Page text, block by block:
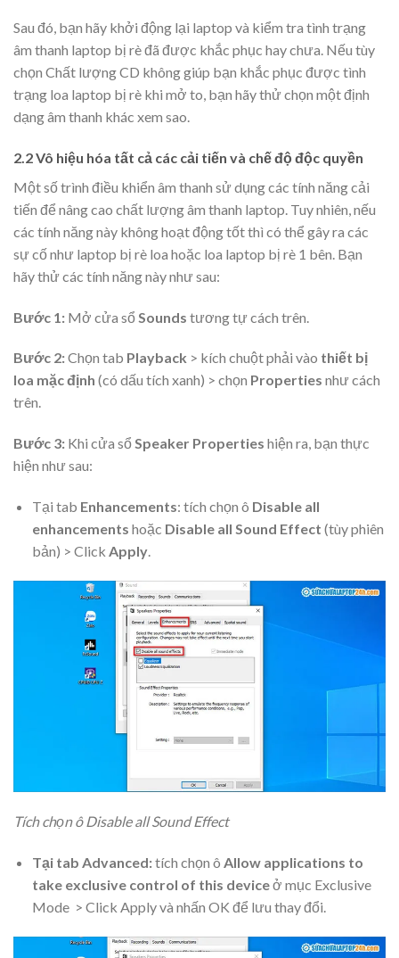
Sau đó, bạn hãy khởi động lại laptop và kiểm tra tình trạng
âm thanh laptop bị rè đã được khắc phục hay chưa. Nếu tùy
chọn Chất lượng CD không giúp bạn khắc phục được tình
trạng loa laptop bị rè khi mở to, bạn hãy thử chọn một định
dạng âm thanh khác xem sao.
2.2 Vô hiệu hóa tất cả các cải tiến và chế độ độc quyền
Một số trình điều khiển âm thanh sử dụng các tính năng cải
tiến để nâng cao chất lượng âm thanh laptop. Tuy nhiên, nếu
các tính năng này không hoạt động tốt thì có thể gây ra các
sự cố như laptop bị rè loa hoặc loa laptop bị rè 1 bên. Bạn
hãy thử các tính năng này như sau:
Bước 1: Mở cửa sổ Sounds tương tự cách trên.
Bước 2:Chọn tab Playback > kích chuột phải vào thiết bị
loa mặc định (có dấu tích xanh) > chọn Properties như cách
trên.
Bước 3: Khi cửa sổSpeaker Properties hiện ra, bạn thực
hiện như sau:
Tại tab Enhancements: tích chọn ô Disable all
enhancements hoặc Disable all Sound Effect (tùy phiên
bản) > Click Apply.
Tích chọn ô Disable all Sound Effect
Tại tab Advanced:tích chọn ô Allow applications to
take exclusive control of this deviceở mục Exclusive
Mode > Click Apply và nhấn OK để lưu thay đổi.